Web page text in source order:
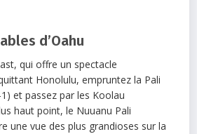
d’Oahu
qui offre un spectacle
Honolulu, empruntez la Pali
et passez par les Koolau
haut point, le Nuuanu Pali
une vue des plus grandioses sur la